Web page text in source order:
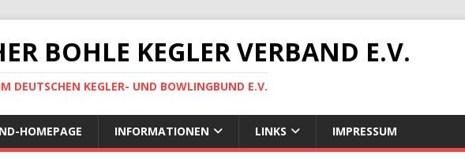
BOHLE KEGLER VERBAND E.V.
DEUTSCHEN KEGLER- UND BOWLINGBUND E.V.
HOMEPAGE INFORMATIONEN LINKS IMPRESSUM